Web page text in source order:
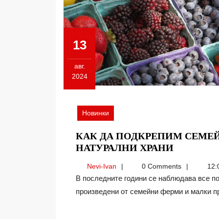
13
авг.
2024
13.08.2024
Новинки
КАК ДА ПОДКРЕПИМ
НАТУРАЛНИ ХРАНИКАК
Nevi-IvanNevi-
Ivan
0 Comments
В последните години се наблюдава все по-голям интерес към натуралните и органични храни,
произведени от семейни ферми и малки